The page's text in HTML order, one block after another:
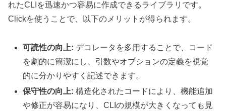
れたCLIを迅速かつ容易に作成できるライブラリです。
Clickを使うことで、以下のメリットが得られます。
可読性の向上: デコレータを多用することで、コード
を劇的に簡潔にし、引数やオプションの定義を視覚
的に分かりやすく記述できます。
保守性の向上: 構造化されたコードにより、機能追加
や修正が容易になり、CLIの規模が大きくなっても見